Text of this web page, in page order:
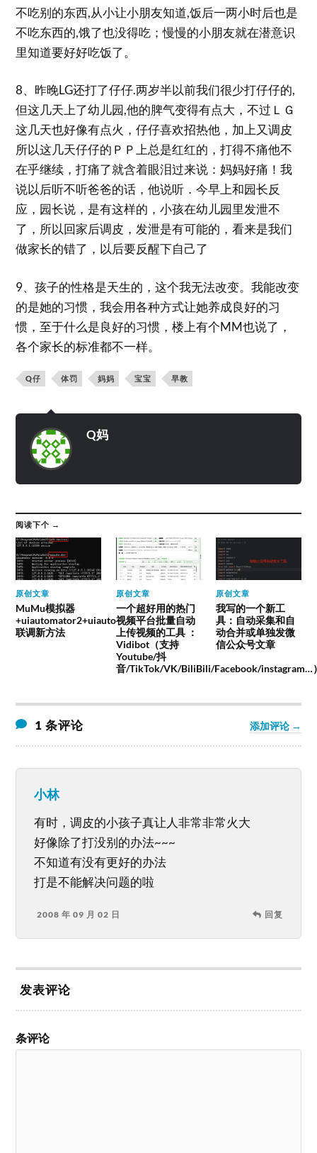
不吃别的东西,从小让小朋友知道,饭后一两小时后也是
不吃东西的,饿了也没得吃；慢慢的小朋友就在潜意识
里知道要好好吃饭了。
8、昨晚LG还打了仔仔.两岁半以前我们很少打仔仔的,
但这几天上了幼儿园,他的脾气变得有点大，不过ＬＧ
这几天也好像有点火，仔仔喜欢招热他，加上又调皮
所以这几天仔仔的ＰＰ上总是红红的，打得不痛他不
在乎继续，打痛了就含着眼泪过来说：妈妈好痛！我
说以后听不听爸爸的话，他说听．今早上和园长反
应，园长说，是有这样的，小孩在幼儿园里发泄不
了，所以回家后调皮，发泄是有可能的，看来是我们
做家长的错了，以后要反醒下自己了
9、孩子的性格是天生的，这个我无法改变。我能改变
的是她的习惯，我会用各种方式让她养成良好的习
惯，至于什么是良好的习惯，楼上有个MM也说了，
各个家长的标准都不一样。
Q仔 体罚 妈妈 宝宝 早教
Q妈
阅读下个 →
原创文章
MuMu模拟器
+uiautomator2+uiauto
联调新方法
原创文章
一个超好用的热门
视频平台批量自动
上传视频的工具 ：
Vidibot（支持
Youtube/抖
音/TikTok/VK/BiliBili/Facebook/instagram…
原创文章
我写的一个新工
具：自动采集和自
动合并或单独发微
信公众号文章
1 条评论 添加评论 →
小林
有时，调皮的小孩子真让人非常非常火大
好像除了打没别的办法~~~
不知道有没有更好的办法
打是不能解决问题的啦
2008 年 09 月 02 日 回复
发表评论
条评论